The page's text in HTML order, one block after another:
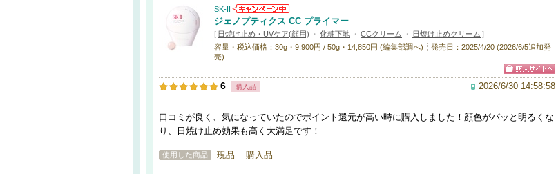
SK-II
ジェノプティクス CC プライマー
[ 日焼け止め・UVケア(顔用) ・ 化粧下地 ・ CCクリーム ・ 日焼け止めクリーム ]
容量・税込価格：30g・9,900円 / 50g・14,850円 (編集部調べ)
発売日：2025/4/20 (2026/6/5追加発
売)
6 購入品 2026/6/30 14:58:58
口コミが良く、気になっていたのでポイント還元が高い時に購入しました！顔色がパッと明るくな
り、日焼け止め効果も高く大満足です！
使用した商品 現品 購入品